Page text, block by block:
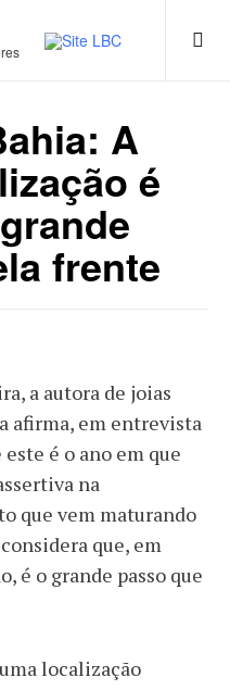
A
é
frente
a autora de joias
afirma, em entrevista
é o ano em que
na
que vem maturando
que, em
é o grande passo que
localização